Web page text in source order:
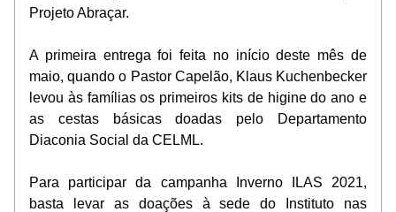
Projeto Abraçar.
A primeira entrega foi feita no início deste mês de
maio, quando o Pastor Capelão, Klaus Kuchenbecker
levou às famílias os primeiros kits de higine do ano e
as cestas básicas doadas pelo Departamento
Diaconia Social da CELML.
Para participar da campanha Inverno ILAS 2021,
basta levar as doações à sede do Instituto nas